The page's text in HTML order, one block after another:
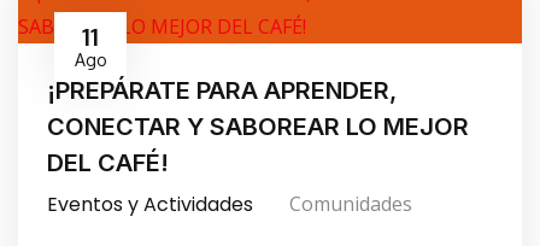
11
Ago
¡PREPÁRATE PARA APRENDER,
CONECTAR Y SABOREAR LO MEJOR
DEL CAFÉ!
Eventos y Actividades Comunidades